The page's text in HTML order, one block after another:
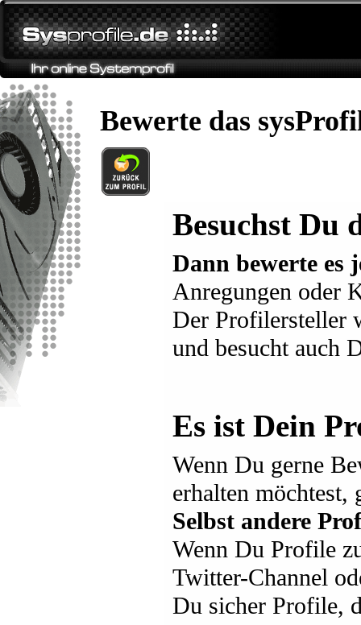
Bewerte das
Besuchst Du
Dann bewerte es
Anregungen oder
Der Profilersteller
und besucht auch
Es ist Dein
Wenn Du gerne
erhalten
Selbst andere
Wenn Du Profile
Twitter-Channel
Du sicher Profile,